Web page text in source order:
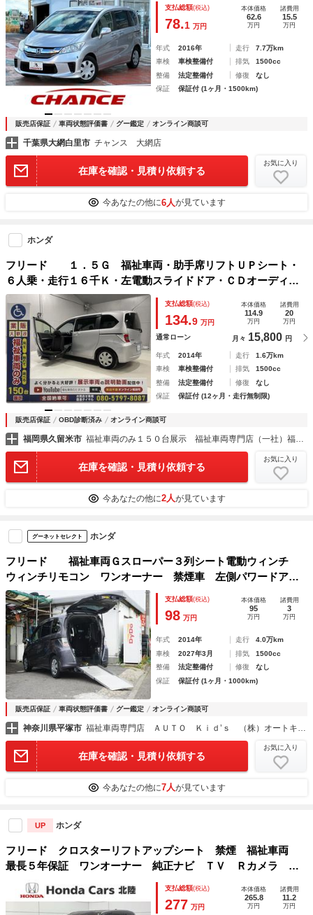
オートライト ドライブレコーダー 電格ミラー
支払総額(税込)
78.1 万円
本体価格
62.6
万円
諸費用
15.5
万円
年式 2016年 走行
7.7万km
車検
車検整備付 排気
1500cc
整備
法定整備付 修復
なし
保証
保証付 (1ヶ月・1500km)
販売店保証 車両状態評価書 グー鑑定 オンライン商談可
千葉県大網白里市 チャンス 大網店
在庫を確認・見積り依頼する
お気に入り
今あなたの他に6人が見ています
ホンダ
フリード １．５Ｇ 福祉車両・助手席リフトＵＰシート・
６人乗・走行１６千Ｋ・左電動スライドドア・ＣＤオーディ
オ・左右スライドドア・キーレス・リモコン・折り畳み車イス
固定ネット・左右ＳＤ・純正ＨＩＤヘッドライト
支払総額(税込)
134.9 万円
本体価格
114.9
万円
諸費用
20
万円
通常ローン 月々 15,800 円
年式 2014年 走行
1.6万km
車検
車検整備付 排気
1500cc
整備
法定整備付 修復
なし
保証
保証付 (12ヶ月・走行無制限)
販売店保証 OBD診断済み オンライン商談可
福岡県久留米市 福祉車両のみ１５０台展示 福祉車両専門店（一社）福祉車両のたすかる
在庫を確認・見積り依頼する
お気に入り
今あなたの他に2人が見ています
グーネットセレクト ホンダ
フリード 福祉車両Ｇスローパー３列シート電動ウィンチ
ウィンチリモコン ワンオーナー 禁煙車 左側パワードア
純正ナビバックカメラ 取説保証書 走行３９６００キロ ６
人乗り ＥＴＣ
支払総額(税込)
98 万円
本体価格
95
万円
諸費用
3
万円
年式 2014年 走行
4.0万km
車検
2027年3月 排気
1500cc
整備
法定整備付 修復
なし
保証
保証付 (1ヶ月・1000km)
販売店保証 車両状態評価書 グー鑑定 オンライン商談可
神奈川県平塚市
在庫を確認・見積り依頼する
お気に入り
今あなたの他に7人が見ています
UP ホンダ
フリード クロスターリフトアップシート 禁煙 福祉車両
最長５年保証 ワンオーナー 純正ナビ ＴＶ Ｒカメラ Ｂ
Ｔオ－ディオ ドラレコ ＥＴＣ ＬＥＤライト ＶＳＡ 両
側電動ドア クルコン スマートキー
支払総額(税込)
277 万円
本体価格
265.8
万円
諸費用
11.2
万円